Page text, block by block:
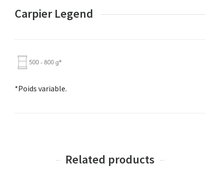
Carpier Legend
*Poids variable.
Related products